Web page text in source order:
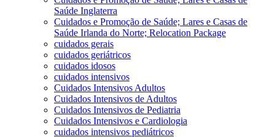
Saúde Inglaterra
Cuidados e Promoção de Saúde; Lares e Casas de
Saúde Irlanda do Norte; Relocation Package
cuidados gerais
cuidados geriátricos
cuidados idosos
cuidados intensivos
Cuidados Intensivos Adultos
Cuidados Intensivos de Adultos
Cuidados Intensivos de Pediatria
Cuidados Intensivos e Cardiologia
cuidados intensivos pediátricos